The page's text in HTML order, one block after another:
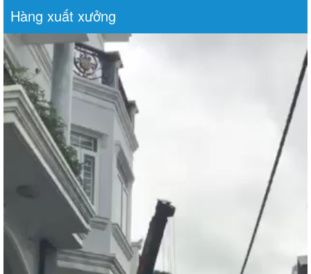
Hàng xuất xưởng